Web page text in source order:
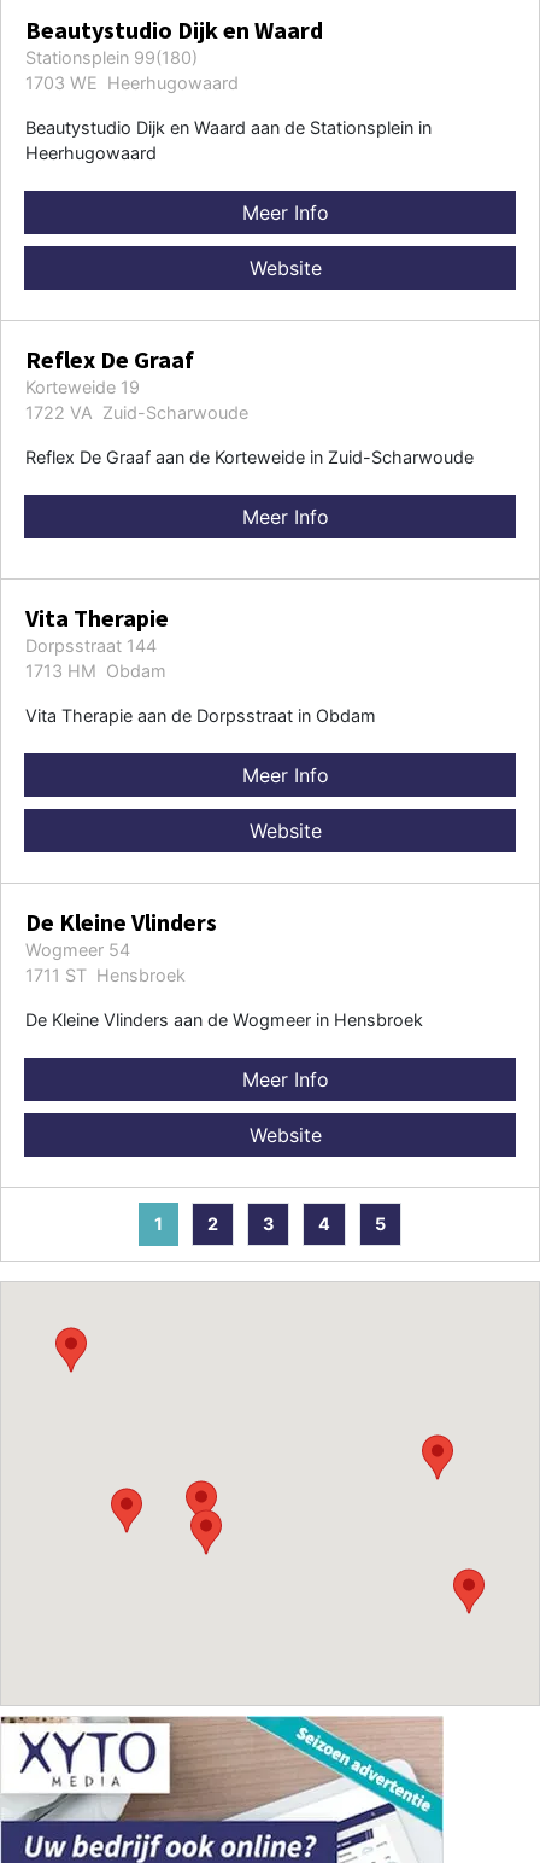
Beautystudio Dijk en Waard
Stationsplein 99(180)
1703 WE Heerhugowaard
Beautystudio Dijk en Waard aan de Stationsplein in
Heerhugowaard
Meer Info
Website
Reflex De Graaf
Korteweide 19
1722 VA Zuid-Scharwoude
Reflex De Graaf aan de Korteweide in Zuid-Scharwoude
Meer Info
Vita Therapie
Dorpsstraat 144
1713 HM Obdam
Vita Therapie aan de Dorpsstraat in Obdam
Meer Info
Website
De Kleine Vlinders
Wogmeer 54
1711 ST Hensbroek
De Kleine Vlinders aan de Wogmeer in Hensbroek
Meer Info
Website
1 2 3 4 5